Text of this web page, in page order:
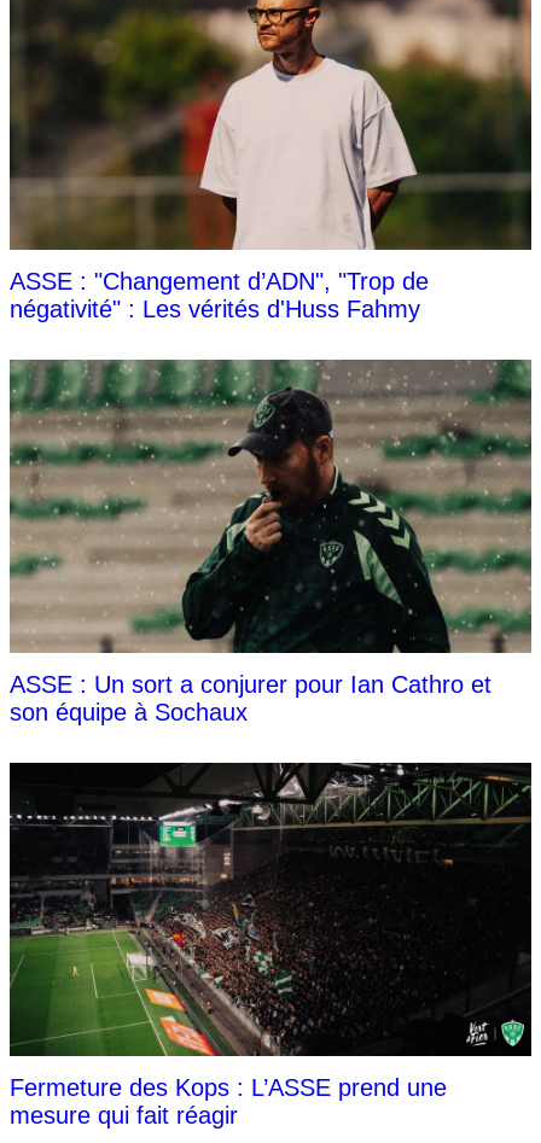
ASSE : "Changement d’ADN", "Trop de
négativité" : Les vérités d'Huss Fahmy
ASSE : Un sort a conjurer pour Ian Cathro et
son équipe à Sochaux
Fermeture des Kops : L’ASSE prend une
mesure qui fait réagir